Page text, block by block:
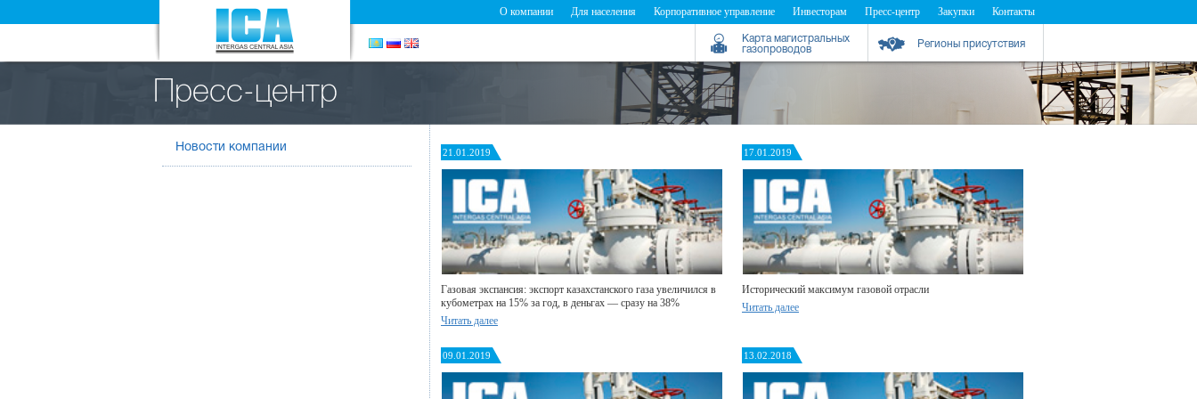
О компании Для населения Корпоративное управление Инвесторам Пресс-центр Закупки Контакты
Карта магистральных
газопроводов
Регионы присутствия
Пресс-центр
Новости компании 21.01.2019
Газовая экспансия: экспорт казахстанского газа увеличился в
кубометрах на 15% за год, в деньгах — сразу на 38%
Читать далее
17.01.2019
Исторический максимум газовой отрасли
Читать далее
09.01.2019 13.02.2018